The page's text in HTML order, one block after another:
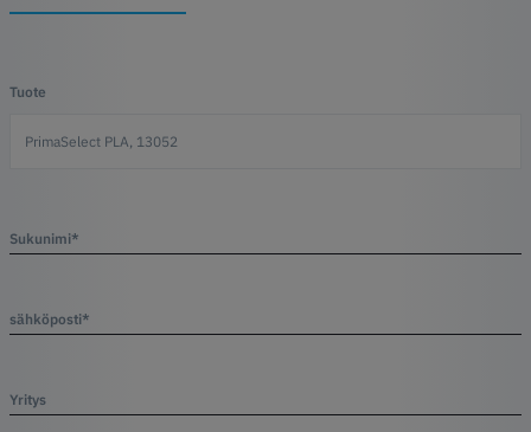
Tuote
Sukunimi*
sähköposti*
Yritys